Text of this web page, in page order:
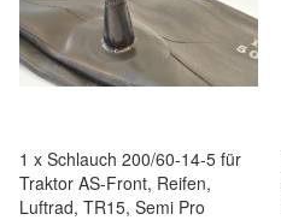
1 x Schlauch 200/60-14-5 für
Traktor AS-Front, Reifen,
Luftrad, TR15, Semi Pro